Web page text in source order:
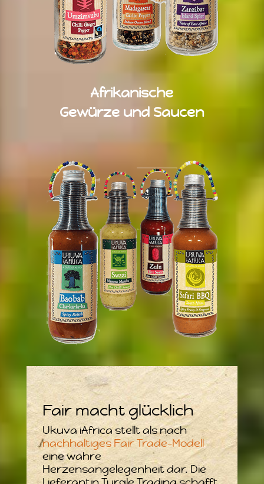
Afrikanische
Gewürze und Saucen
Fair macht glücklich
Ukuva iAfrica stellt als nach
nachhaltiges Fair Trade-Modell
eine wahre
Herzensangelegenheit dar. Die